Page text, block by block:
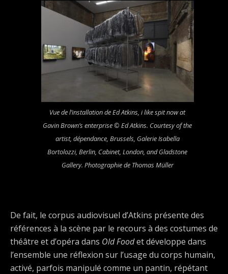
Vue de l’installation de Ed Atkins, i like spit nowat
Gavin Brown’s enterprise © Ed Atkins. Courtesy of the
artist, dépendance, Brussels, Galerie Isabella
Bortolozzi, Berlin, Cabinet, London, and Gladstone
Gallery. Photographie de Thomas Müller
De fait, le corpus audiovisuel d’Atkins présente des
références à la scène par le recours à des costumes de
théâtre et d’opéra dans Old Foodet développe dans
l’ensemble une réflexion sur l’usage du corps humain,
activé, parfois manipulé comme un pantin, répétant